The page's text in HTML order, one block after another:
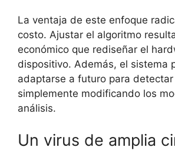
La ventaja de este enfoque
costo. Ajustar el algoritmo
económico que rediseñar el
dispositivo. Además, el sistema
adaptarse a futuro para
simplemente modificando los
análisis.
Un virus de amplia